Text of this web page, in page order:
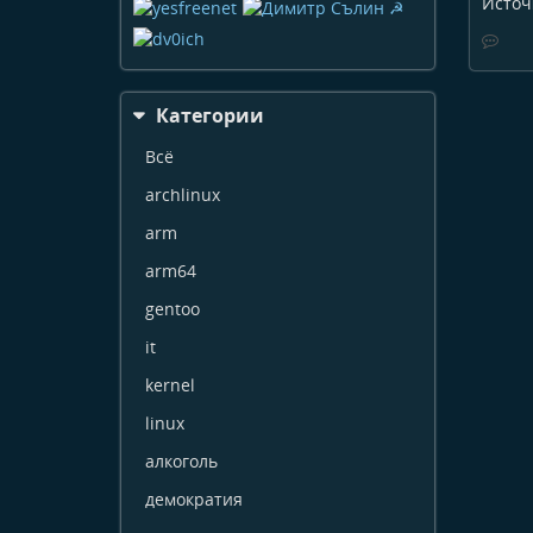
Категории
Всё
archlinux
arm
arm64
gentoo
it
kernel
linux
алкоголь
демократия